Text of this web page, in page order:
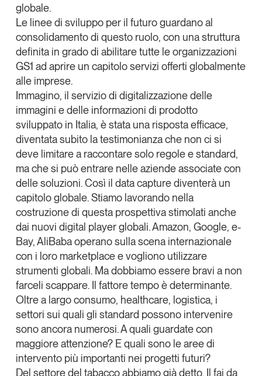
globale.
Le linee di sviluppo per il futuro guardano al
consolidamento di questo ruolo, con una struttura
definita in grado di abilitare tutte le organizzazioni
GS1 ad aprire un capitolo servizi offerti globalmente
alle imprese.
Immagino, il servizio di digitalizzazione delle
immagini e delle informazioni di prodotto
sviluppato in Italia, è stata una risposta efficace,
diventata subito la testimonianza che non ci si
deve limitare a raccontare solo regole e standard,
ma che si può entrare nelle aziende associate con
delle soluzioni. Così il data capturediventerà un
capitolo globale. Stiamo lavorando nella
costruzione di questa prospettiva stimolati anche
dai nuovi digital playerglobali.Amazon, Google, e-
Bay,AliBabaoperano sulla scena internazionale
con i loro marketplacee vogliono utilizzare
strumenti globali. Ma dobbiamo essere bravi a non
farceli scappare. Il fattore tempo è determinante.
Oltre a largo consumo, healthcare, logistica, i
settori sui quali gli standard possono intervenire
sono ancora numerosi. A quali guardate con
maggiore attenzione? E quali sono le aree di
intervento più importanti nei progetti futuri?
Del settore del tabacco abbiamo già detto. Il fai da